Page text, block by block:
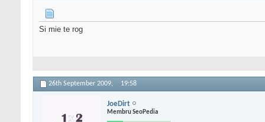
Si mie te rog
26th September 2009, 19:58
JoeDirt
Membru SeoPedia